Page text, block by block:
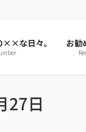
××な日々。 お勧
27日